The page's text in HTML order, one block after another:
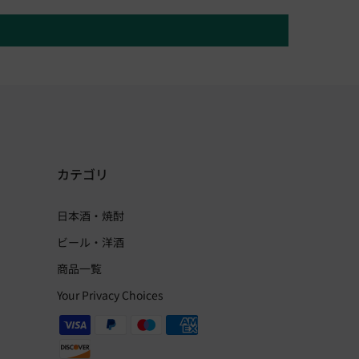
カテゴリ
日本酒・焼酎
ビール・洋酒
商品一覧
Your Privacy Choices